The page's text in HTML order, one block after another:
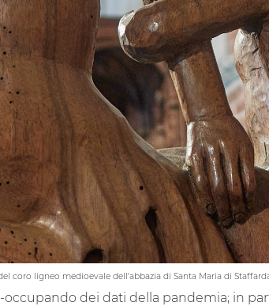
coro ligneo medioevale dell'abbazia di Santa Maria di
dei dati della pandemia; in